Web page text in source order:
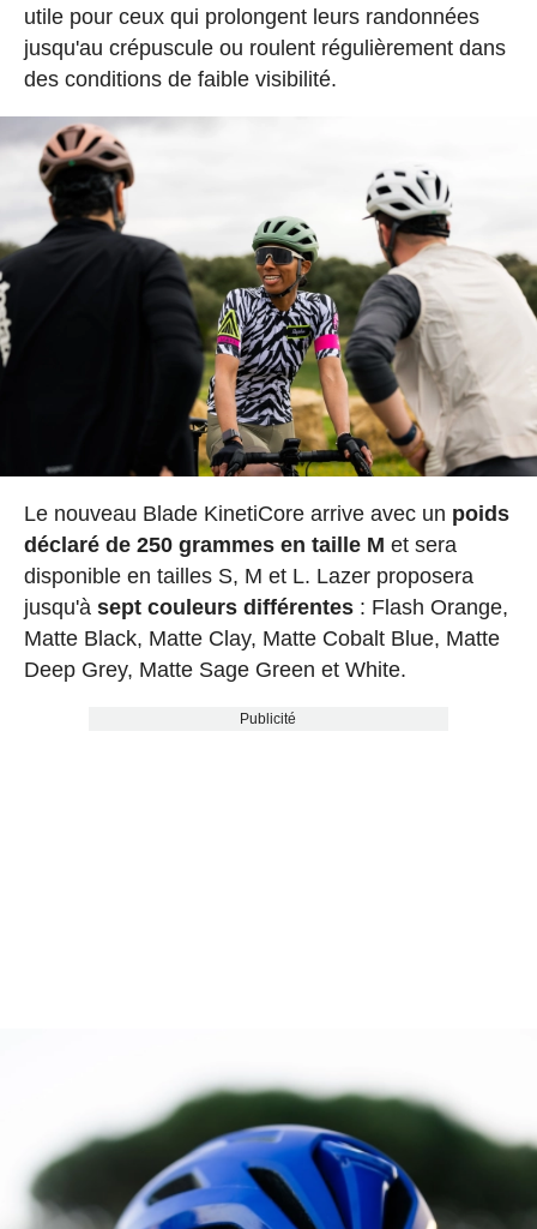
utile pour ceux qui prolongent leurs randonnées
jusqu'au crépuscule ou roulent régulièrement dans
des conditions de faible visibilité.
Le nouveau Blade KinetiCore arrive avec un poids
déclaré de 250 grammes en taille M et sera
disponible en tailles S, M et L. Lazer proposera
jusqu'à sept couleurs différentes: Flash Orange,
Matte Black, Matte Clay, Matte Cobalt Blue, Matte
Deep Grey, Matte Sage Green et White.
Publicité